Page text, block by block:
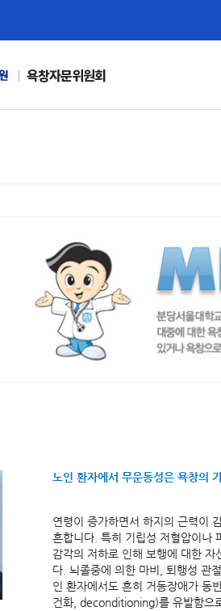
욕창자문위원회
노인 환자에서 무운동성은 욕창의
연령이 증가하면서 하지의 근력이
흔합니다. 특히 기립성 저혈압이나
감각의 저하로 인해 보행에 대한
다. 뇌졸중에 의한 마비, 퇴행성 관
인 환자에서도 흔히 거동장애가 동
건화, deconditioning)를 유발함으